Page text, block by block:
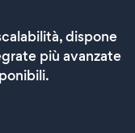
dispone
più avanzate